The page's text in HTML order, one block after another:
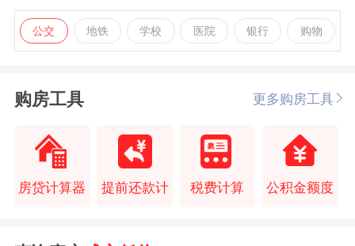
公交 地铁 学校 医院 银行 购物
购房工具 更多购房工具
房贷计算器 提前还款计 税费计算 公积金额度